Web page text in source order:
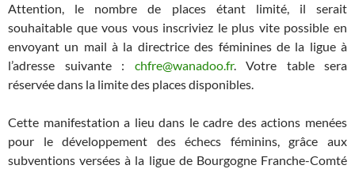
Attention, le nombre de places étant limité, il serait
souhaitable que vous vous inscriviez le plus vite possible en
envoyant un mail à la directrice des féminines de la ligue à
l’adresse suivante : chfre@wanadoo.fr. Votre table sera
réservée dans la limite des places disponibles.
Cette manifestation a lieu dans le cadre des actions menées
pour le développement des échecs féminins, grâce aux
subventions versées à la ligue de Bourgogne Franche-Comté